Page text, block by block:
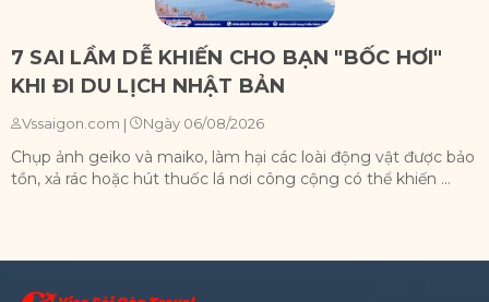
7 SAI LẦM DỄ KHIẾN CHO BẠN "BỐC HƠI"
KHI ĐI DU LỊCH NHẬT BẢN
Vssaigon.com | Ngày 06/08/2026
Chụp ảnh geiko và maiko, làm hại các loài động vật được bảo
tồn, xả rác hoặc hút thuốc lá nơi công cộng có thể khiến ...